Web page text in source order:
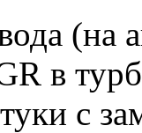
(на
в
с